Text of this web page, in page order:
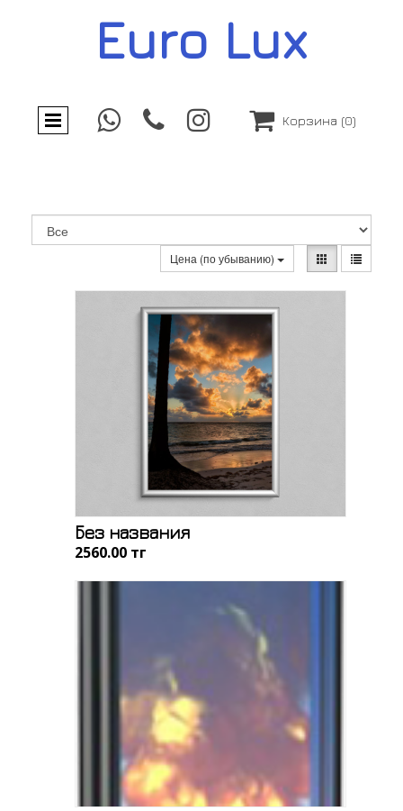
Euro Lux
    Корзина (0)
Цена (по убыванию)
Без названия
2560.00 тңг